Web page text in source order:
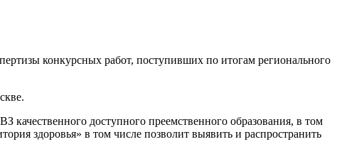
конкурсных работ, поступивших по итогам регионального
доступного преемственного образования, в том
здоровья» в том числе позволит выявить и распространить